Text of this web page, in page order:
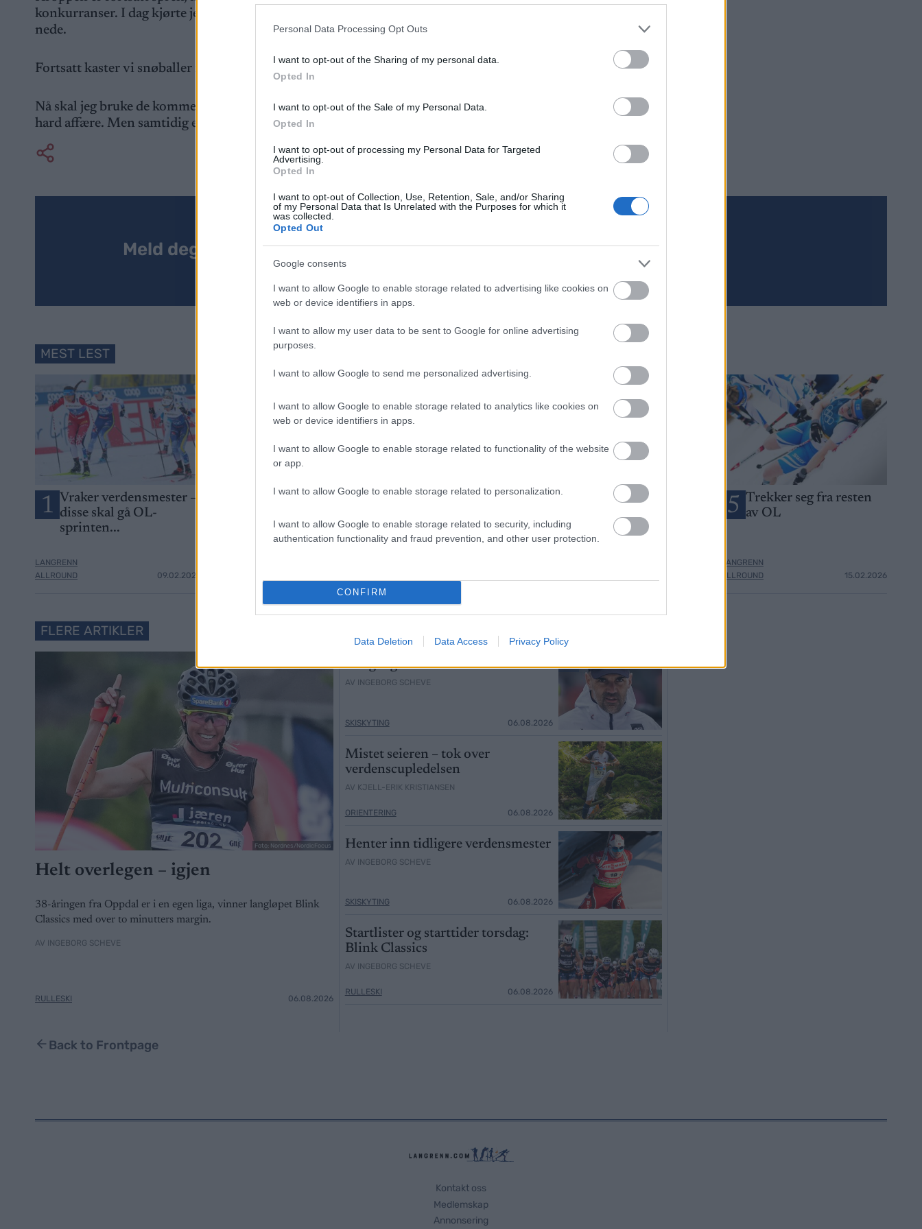
Personal Data Processing Opt Outs
I want to opt-out of the Sharing of my personal data.
Opted In
I want to opt-out of the Sale of my Personal Data.
Opted In
I want to opt-out of processing my Personal Data for Targeted
Advertising.
Opted In
I want to opt-out of Collection, Use, Retention, Sale, and/or Sharing
of my Personal Data that Is Unrelated with the Purposes for which it
was collected.
Opted Out
Google consents
I want to allow Google to enable storage related to advertising like cookies on
web or device identifiers in apps.
I want to allow my user data to be sent to Google for online advertising
purposes.
I want to allow Google to send me personalized advertising.
I want to allow Google to enable storage related to analytics like cookies on
web or device identifiers in apps.
I want to allow Google to enable storage related to functionality of the website
or app.
I want to allow Google to enable storage related to personalization.
I want to allow Google to enable storage related to security, including
authentication functionality and fraud prevention, and other user protection.
CONFIRM
Data Deletion Data Access Privacy Policy
konkurranser. I dag kjørte jeg snowboard for andre gang på en uke. Noe må man jo bedrive tiden med her
nede.
Fortsatt kaster vi snøballer mot svenskene, men de bryr seg ikke. En dag skal vi nok treffe blink!
Nå skal jeg bruke de kommende dagene til å forberede meg til helgens konkurranser i Brusson. Det blir en
hard affære. Men samtidig er det jo dette som er morsomt.
Meld deg på vårt nyhetsbrev
MEST LEST
1 Vraker verdensmester –
disse skal gå OL-
sprinten...
LANGRENN
ALLROUND
09.02.2026
Går for sitt sjette strake
femmila for Norge
Disse går OL-femmila
Feiret OL-gullet i
bekrefter: De er
kjærester
5 Trekker seg fra resten
av OL
LANGRENN
ALLROUND
15.02.2026
FLERE ARTIKLER
Foto: Nordnes/NordicFocus
Helt overlegen – igjen
38-åringen fra Oppdal er i en egen liga, vinner langløpet Blink
Classics med over to minutters margin.
AV INGEBORG SCHEVE
RULLESKI 06.08.2026
Norges gulltrener er tilbake
AV INGEBORG SCHEVE
SKISKYTING 06.08.2026
Mistet seieren – tok over
verdenscupledelsen
AV KJELL-ERIK KRISTIANSEN
ORIENTERING 06.08.2026
Henter inn tidligere verdensmester
AV INGEBORG SCHEVE
SKISKYTING 06.08.2026
Startlister og starttider torsdag:
Blink Classics
AV INGEBORG SCHEVE
RULLESKI 06.08.2026
Back to Frontpage
Kontakt oss
Medlemskap
Annonsering